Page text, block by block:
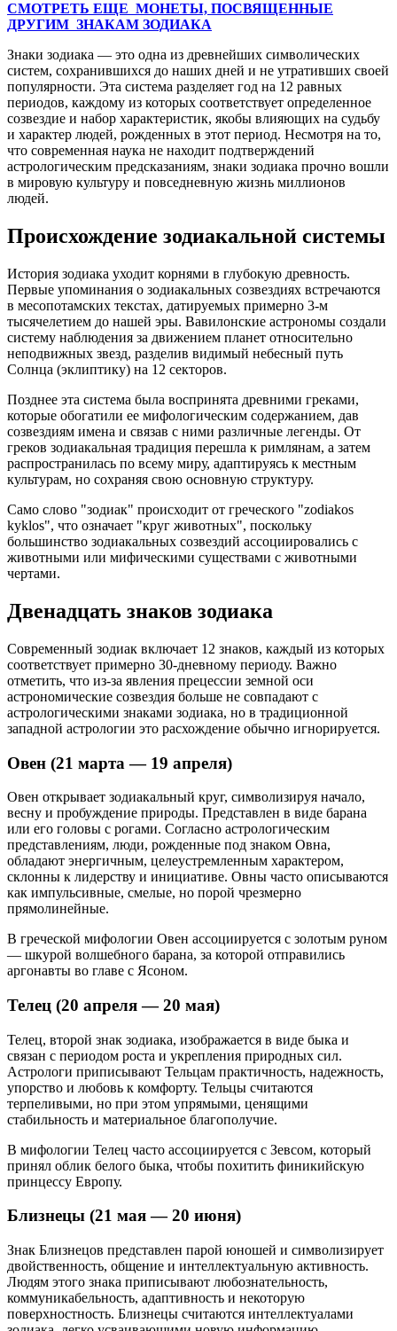
СМОТРЕТЬ ЕЩЕ МОНЕТЫ, ПОСВЯЩЕННЫЕ
ДРУГИМ ЗНАКАМ ЗОДИАКА
Знаки зодиака — это одна из древнейших символических
систем, сохранившихся до наших дней и не утративших своей
популярности. Эта система разделяет год на 12 равных
периодов, каждому из которых соответствует определенное
созвездие и набор характеристик, якобы влияющих на судьбу
и характер людей, рожденных в этот период. Несмотря на то,
что современная наука не находит подтверждений
астрологическим предсказаниям, знаки зодиака прочно вошли
в мировую культуру и повседневную жизнь миллионов
людей.
Происхождение зодиакальной системы
История зодиака уходит корнями в глубокую древность.
Первые упоминания о зодиакальных созвездиях встречаются
в месопотамских текстах, датируемых примерно 3-м
тысячелетием до нашей эры. Вавилонские астрономы создали
систему наблюдения за движением планет относительно
неподвижных звезд, разделив видимый небесный путь
Солнца (эклиптику) на 12 секторов.
Позднее эта система была воспринята древними греками,
которые обогатили ее мифологическим содержанием, дав
созвездиям имена и связав с ними различные легенды. От
греков зодиакальная традиция перешла к римлянам, а затем
распространилась по всему миру, адаптируясь к местным
культурам, но сохраняя свою основную структуру.
Само слово "зодиак" происходит от греческого "zodiakos
kyklos", что означает "круг животных", поскольку
большинство зодиакальных созвездий ассоциировались с
животными или мифическими существами с животными
чертами.
Двенадцать знаков зодиака
Современный зодиак включает 12 знаков, каждый из которых
соответствует примерно 30-дневному периоду. Важно
отметить, что из-за явления прецессии земной оси
астрономические созвездия больше не совпадают с
астрологическими знаками зодиака, но в традиционной
западной астрологии это расхождение обычно игнорируется.
Овен (21 марта — 19 апреля)
Овен открывает зодиакальный круг, символизируя начало,
весну и пробуждение природы. Представлен в виде барана
или его головы с рогами. Согласно астрологическим
представлениям, люди, рожденные под знаком Овна,
обладают энергичным, целеустремленным характером,
склонны к лидерству и инициативе. Овны часто описываются
как импульсивные, смелые, но порой чрезмерно
прямолинейные.
В греческой мифологии Овен ассоциируется с золотым руном
— шкурой волшебного барана, за которой отправились
аргонавты во главе с Ясоном.
Телец (20 апреля — 20 мая)
Телец, второй знак зодиака, изображается в виде быка и
связан с периодом роста и укрепления природных сил.
Астрологи приписывают Тельцам практичность, надежность,
упорство и любовь к комфорту. Тельцы считаются
терпеливыми, но при этом упрямыми, ценящими
стабильность и материальное благополучие.
В мифологии Телец часто ассоциируется с Зевсом, который
принял облик белого быка, чтобы похитить финикийскую
принцессу Европу.
Близнецы (21 мая — 20 июня)
Знак Близнецов представлен парой юношей и символизирует
двойственность, общение и интеллектуальную активность.
Людям этого знака приписывают любознательность,
коммуникабельность, адаптивность и некоторую
поверхностность. Близнецы считаются интеллектуалами